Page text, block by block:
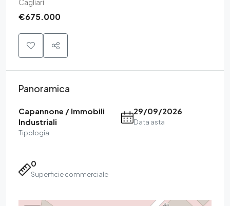
Cagliari
€675.000
Panoramica
Capannone / Immobili
Industriali
Tipologia
29/09/2026
Data asta
0
Superficie commerciale